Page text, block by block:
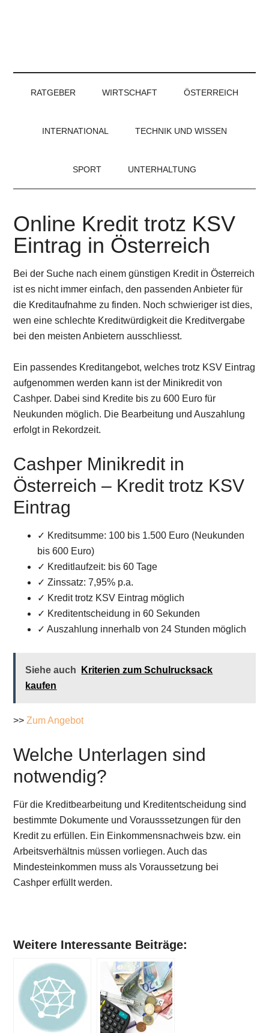
RATGEBER WIRTSCHAFT ÖSTERREICH
INTERNATIONAL TECHNIK UND WISSEN
SPORT UNTERHALTUNG
Online Kredit trotz KSV
Eintrag in Österreich
Bei der Suche nach einem günstigen Kredit in Österreich
ist es nicht immer einfach, den passenden Anbieter für
die Kreditaufnahme zu finden. Noch schwieriger ist dies,
wen eine schlechte Kreditwürdigkeit die Kreditvergabe
bei den meisten Anbietern ausschliesst.
Ein passendes Kreditangebot, welches trotz KSV Eintrag
aufgenommen werden kann ist der Minikredit von
Cashper. Dabei sind Kredite bis zu 600 Euro für
Neukunden möglich. Die Bearbeitung und Auszahlung
erfolgt in Rekordzeit.
Cashper Minikredit in
Österreich – Kredit trotz KSV
Eintrag
✓ Kreditsumme: 100 bis 1.500 Euro (Neukunden
bis 600 Euro)
✓ Kreditlaufzeit: bis 60 Tage
✓ Zinssatz: 7,95% p.a.
✓ Kredit trotz KSV Eintrag möglich
✓ Kreditentscheidung in 60 Sekunden
✓ Auszahlung innerhalb von 24 Stunden möglich
Siehe auch
Kriterien zum Schulrucksack
kaufen
>>Zum Angebot
Welche Unterlagen sind
notwendig?
Für die Kreditbearbeitung und Kreditentscheidung sind
bestimmte Dokumente und Vorausssetzungen für den
Kredit zu erfüllen. Ein Einkommensnachweis bzw. ein
Arbeitsverhältnis müssen vorliegen. Auch das
Mindesteinkommen muss als Voraussetzung bei
Cashper erfüllt werden.
Weitere Interessante Beiträge: